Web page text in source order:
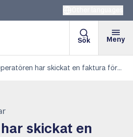
Sök Meny
Operatören har skickat en faktura för att de skickat ut en tekniker, får de göra det?
skickat en